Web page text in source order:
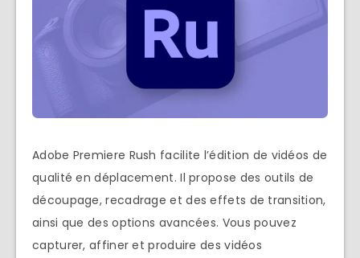
Adobe Premiere Rush facilite l’édition de vidéos de
qualité en déplacement. Il propose des outils de
découpage, recadrage et des effets de transition,
ainsi que des options avancées. Vous pouvez
capturer, affiner et produire des vidéos